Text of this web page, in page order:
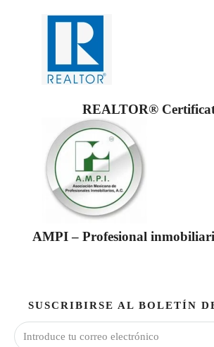
REALTOR®
AMPI – Profesional
SUSCRIBIRSE AL BOLETÍN